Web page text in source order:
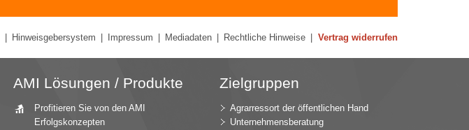
Hinweisgebersystem Impressum Mediadaten Rechtliche Hinweise Vertrag widerrufen
AMI Lösungen / Produkte
Profitieren Sie von den AMI
Erfolgskonzepten
Zielgruppen
Agrarressort der öffentlichen Hand
Unternehmensberatung